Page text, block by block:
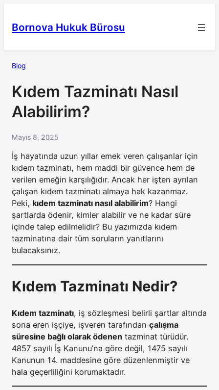
geçBornova Hukuk Bürosu
Blog
Kıdem Tazminatı Nasıl
Alabilirim?
Mayıs 8, 2025
İş hayatında uzun yıllar emek veren çalışanlar için
kıdem tazminatı, hem maddi bir güvence hem de
verilen emeğin karşılığıdır. Ancak her işten ayrılan
çalışan kıdem tazminatı almaya hak kazanmaz.
Peki, kıdem tazminatı nasıl alabilirim? Hangi
şartlarda ödenir, kimler alabilir ve ne kadar süre
içinde talep edilmelidir? Bu yazımızda kıdem
tazminatına dair tüm soruların yanıtlarını
bulacaksınız.
Kıdem Tazminatı Nedir?
Kıdem tazminatı, iş sözleşmesi belirli şartlar altında
sona eren işçiye, işveren tarafından çalışma
süresine bağlı olarak ödenen tazminat türüdür.
4857 sayılı İş Kanunu’na göre değil, 1475 sayılı
Kanunun 14. maddesine göre düzenlenmiştir ve
hala geçerliliğini korumaktadır.